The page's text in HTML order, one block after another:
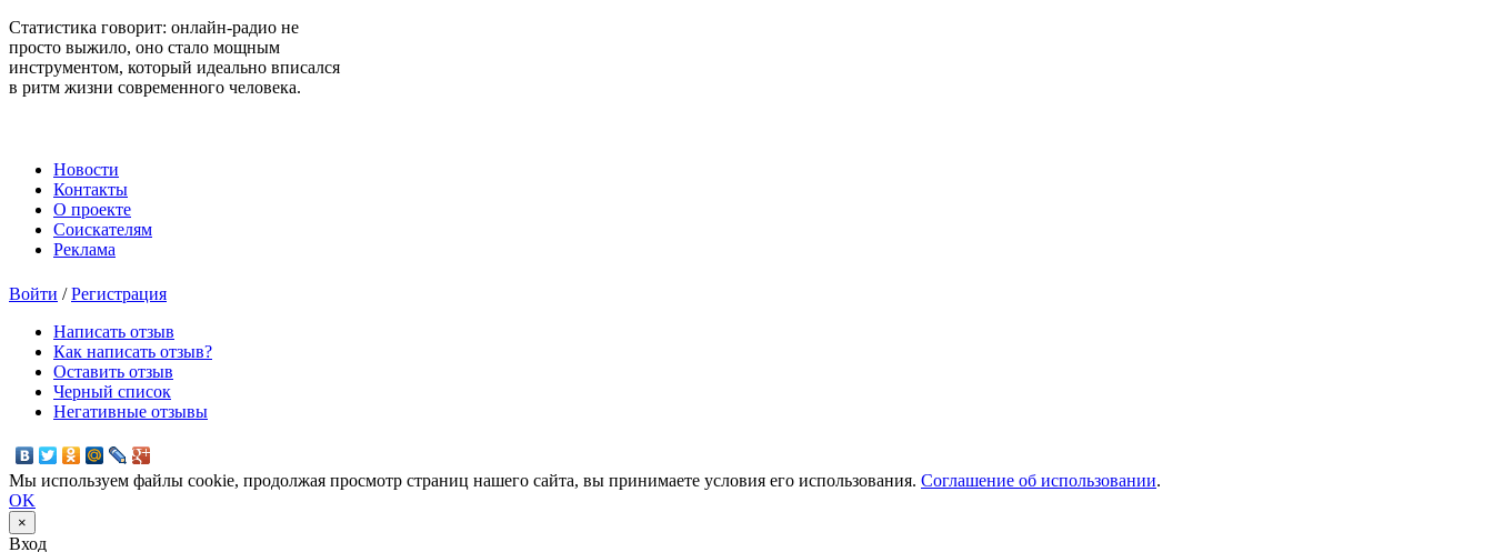
Статистика говорит: онлайн-радио не
просто выжило, оно стало мощным
инструментом, который идеально вписался
в ритм жизни современного человека.
Новости
Контакты
О проекте
Соискателям
Реклама
Войти /Регистрация
Написать отзыв
Как написать отзыв?
Оставить отзыв
Черный список
Негативные отзывы
Мы используем файлы cookie, продолжая просмотр страниц нашего сайта, вы принимаете условия его использования. Соглашение об использовании.
OK
×
Вход